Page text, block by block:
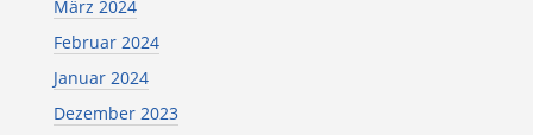
März 2024
Februar 2024
Januar 2024
Dezember 2023